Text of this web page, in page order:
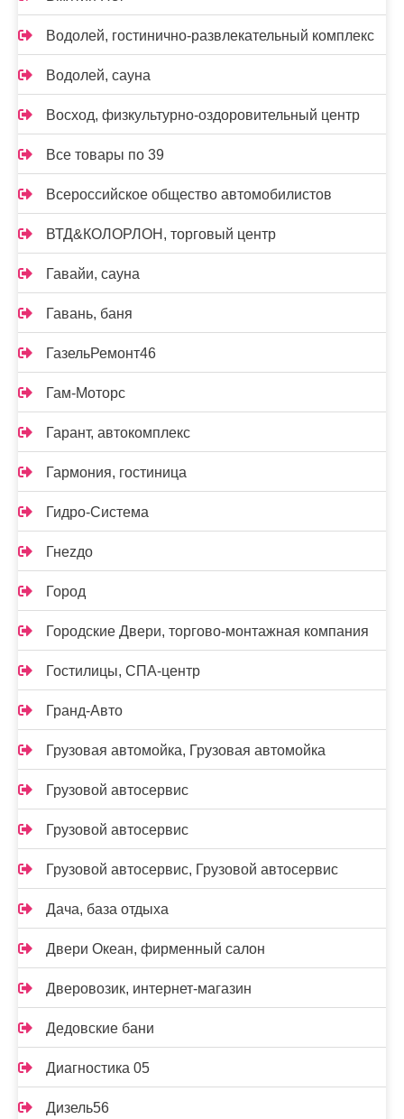
Водолей, гостинично-развлекательный комплекс
Водолей, сауна
Восход, физкультурно-оздоровительный центр
Все товары по 39
Всероссийское общество автомобилистов
ВТД&КОЛОРЛОН, торговый центр
Гавайи, сауна
Гавань, баня
ГазельРемонт46
Гам-Моторс
Гарант, автокомплекс
Гармония, гостиница
Гидро-Система
Гнеzдо
Город
Городские Двери, торгово-монтажная компания
Гостилицы, СПА-центр
Гранд-Авто
Грузовая автомойка, Грузовая автомойка
Грузовой автосервис
Грузовой автосервис
Грузовой автосервис, Грузовой автосервис
Дача, база отдыха
Двери Океан, фирменный салон
Дверовозик, интернет-магазин
Дедовские бани
Диагностика 05
Дизель56